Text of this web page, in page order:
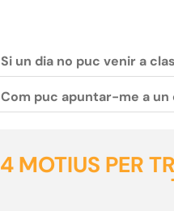
Si un dia no puc venir a
Com puc apuntar-me a un
4 MOTIUS PER